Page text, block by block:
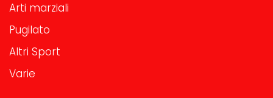
Arti marziali
Pugilato
Altri Sport
Varie